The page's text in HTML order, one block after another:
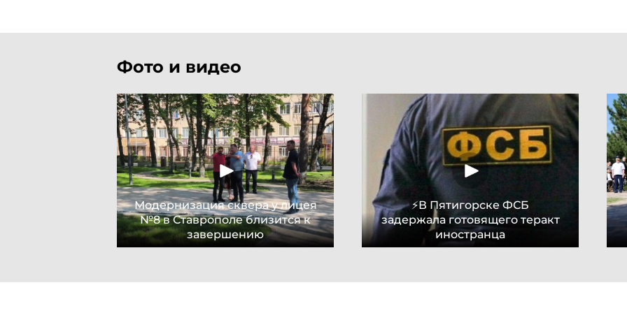
Фото и видео
Модернизация сквера у лицея
№8 в Ставрополе близится к
завершению
⚡В Пятигорске ФСБ
задержала готовящего теракт
иностранца